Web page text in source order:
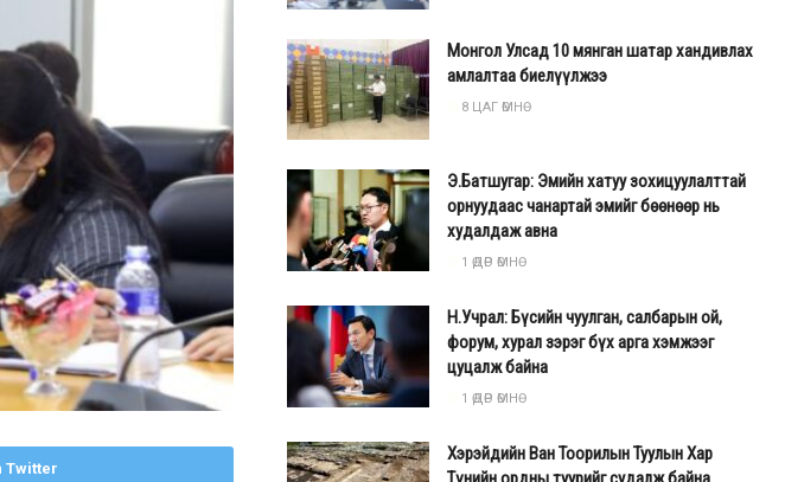
Twitter
Монгол Улсад 10 мянган шатар хандивлах
амлалтаа биелүүлжээ
8 ЦАГ ӨМНӨ
Э.Батшугар: Эмийн хатуу зохицуулалттай
орнуудаас чанартай эмийг бөөнөөр нь
худалдаж авна
1 ӨДӨР ӨМНӨ
Н.Учрал: Бүсийн чуулган, салбарын ой,
форум, хурал зэрэг бүх арга хэмжээг
цуцалж байна
1 ӨДӨР ӨМНӨ
Хэрэйдийн Ван Тоорилын Туулын Хар